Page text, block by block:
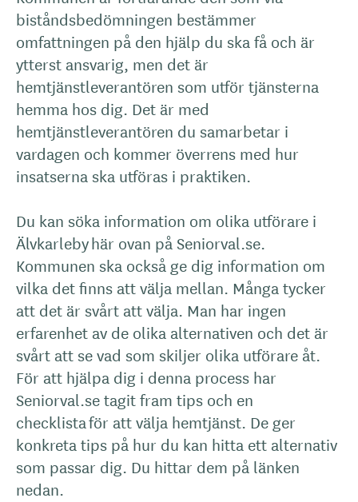
biståndsbedömningen bestämmer
omfattningen på den hjälp du ska få och är
ytterst ansvarig, men det är
hemtjänstleverantören som utför tjänsterna
hemma hos dig. Det är med
hemtjänstleverantören du samarbetar i
vardagen och kommer överrens med hur
insatserna ska utföras i praktiken.
Du kan söka information om olika utförare i
Älvkarleby här ovan på Seniorval.se.
Kommunen ska också ge dig information om
vilka det finns att välja mellan. Många tycker
att det är svårt att välja. Man har ingen
erfarenhet av de olika alternativen och det är
svårt att se vad som skiljer olika utförare åt.
För att hjälpa dig i denna process har
Seniorval.se tagit fram tips och en
checklista för att välja hemtjänst. De ger
konkreta tips på hur du kan hitta ett alternativ
som passar dig. Du hittar dem på länken
nedan.